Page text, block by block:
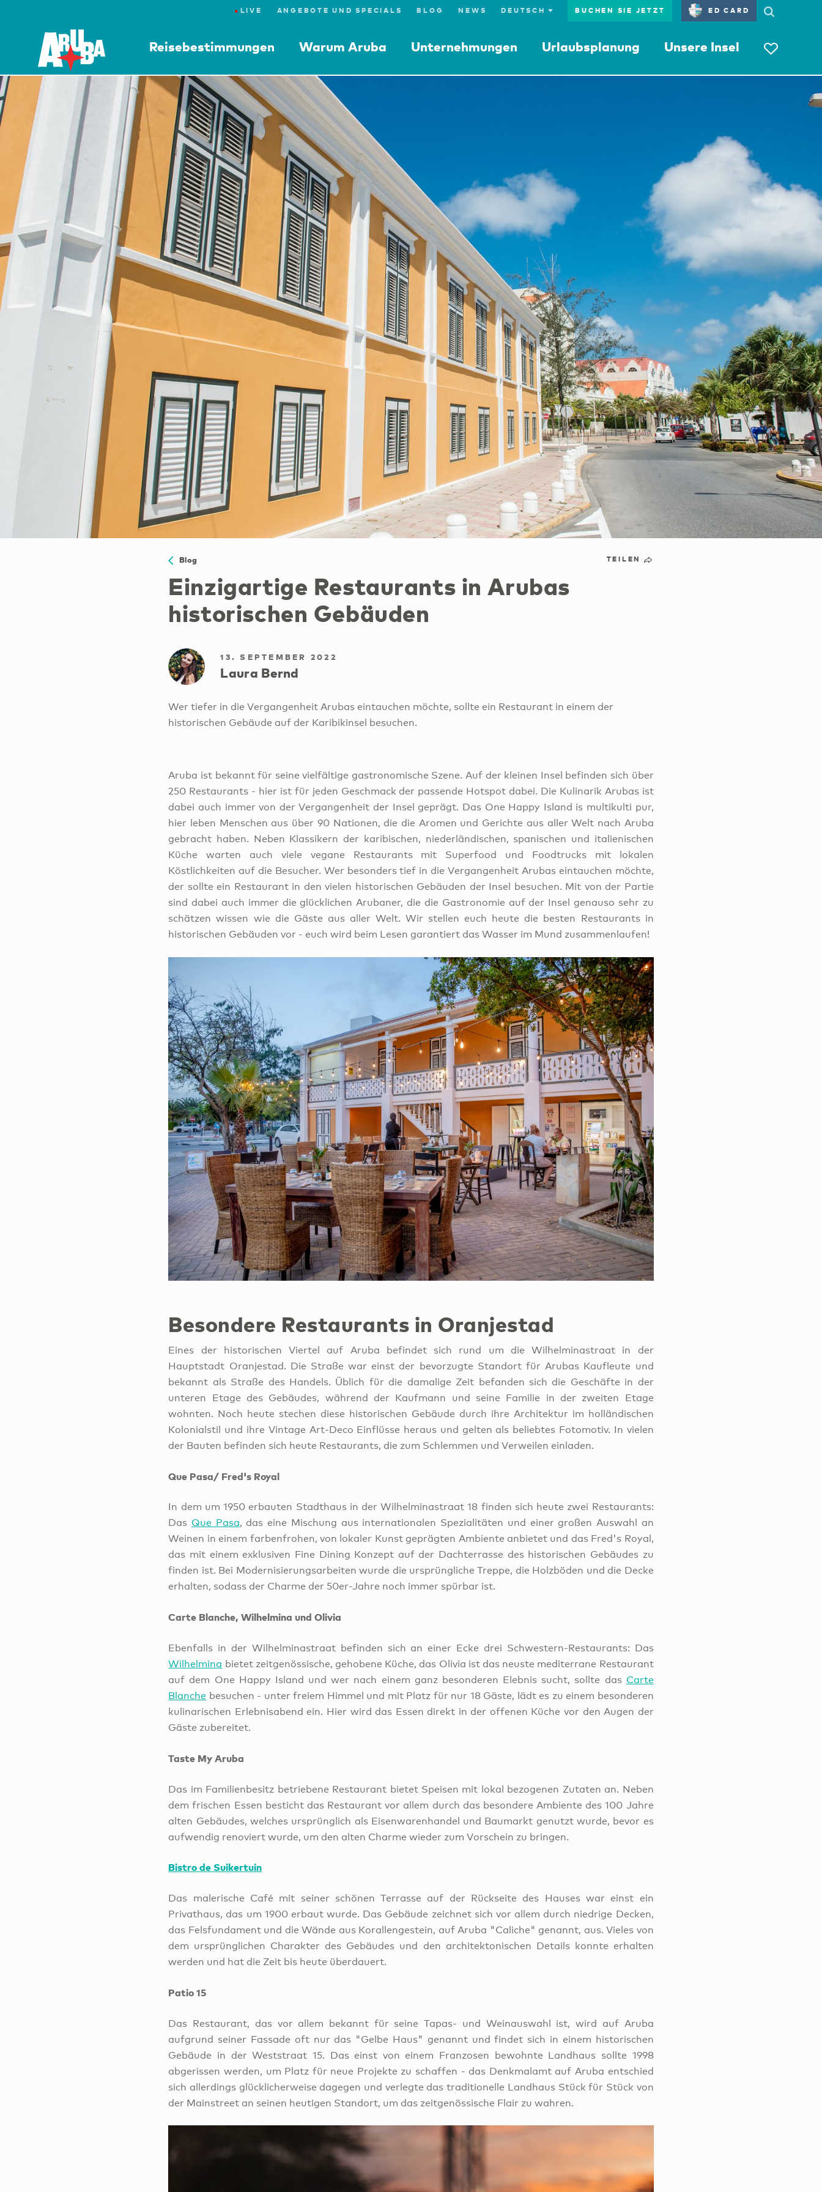
● LIVE ANGEBOTE UND SPECIALS BLOG NEWS BUCHEN SIE JETZT ED CARD
Reisebestimmungen Warum Aruba Unternehmungen Urlaubsplanung Unsere Insel
Blog TEILEN
Einzigartige Restaurants in Arubas
historischen Gebäuden
13. SEPTEMBER 2022
Laura Bernd
Wer tiefer in die Vergangenheit Arubas eintauchen möchte, sollte ein Restaurant in einem der
historischen Gebäude auf der Karibikinsel besuchen.
Aruba ist bekannt für seine vielfältige gastronomische Szene. Auf der kleinen Insel befinden sich über
250 Restaurants - hier ist für jeden Geschmack der passende Hotspot dabei. Die Kulinarik Arubas ist
dabei auch immer von der Vergangenheit der Insel geprägt. Das One Happy Island is multikulti pur,
hier leben Menschen aus über 90 Nationen, die die Aromen und Gerichte aus aller Welt nach Aruba
gebracht haben. Neben Klassikern der karibischen, niederländischen, spanischen und italienischen
Küche warten auch viele vegane Restaurants mit Superfood und Foodtrucks mit lokalen
Köstlichkeiten auf die Besucher. Wer besonders tief in die Vergangenheit Arubas eintauchen möchte,
der sollte ein Restaurant in den vielen historischen Gebäuden der Insel besuchen. Mit von der Partie
sind dabei auch immer die glücklichen Arubaner, die die Gastronomie auf der Insel genauso sehr zu
schätzen wissen wie die Gäste aus aller Welt. Wir stellen euch heute die besten Restaurants in
historischen Gebäuden vor - euch wird beim Lesen garantiert das Wasser im Mund zusammenlaufen!
Besondere Restaurants in Oranjestad
Eines der historischen Viertel auf Aruba befindet sich rund um die Wilhelminastraat in der
Hauptstadt Oranjestad. Die Straße war einst der bevorzugte Standort für Arubas Kaufleute und
bekannt als Straße des Handels. Üblich für die damalige Zeit befanden sich die Geschäfte in der
unteren Etage des Gebäudes, während der Kaufmann und seine Familie in der zweiten Etage
wohnten. Noch heute stechen diese historischen Gebäude durch ihre Architektur im holländischen
Kolonialstil und ihre Vintage Art-Deco Einflüsse heraus und gelten als beliebtes Fotomotiv. In vielen
der Bauten befinden sich heute Restaurants, die zum Schlemmen und Verweilen einladen.
Que Pasa/ Fred's Royal
In dem um 1950 erbauten Stadthaus in der Wilhelminastraat 18 finden sich heute zwei Restaurants:
Das Que Pasa, das eine Mischung aus internationalen Spezialitäten und einer großen Auswahl an
Weinen in einem farbenfrohen, von lokaler Kunst geprägten Ambiente anbietet und das Fred's Royal,
das mit einem exklusiven Fine Dining Konzept auf der Dachterrasse des historischen Gebäudes zu
finden ist. Bei Modernisierungsarbeiten wurde die ursprüngliche Treppe, die Holzböden und die Decke
erhalten, sodass der Charme der 50er-Jahre noch immer spürbar ist.
Carte Blanche, Wilhelmina und Olivia
Ebenfalls in der Wilhelminastraat befinden sich an einer Ecke drei Schwestern-Restaurants: Das
Wilhelmina bietet zeitgenössische, gehobene Küche, das Olivia ist das neuste mediterrane Restaurant
auf dem One Happy Island und wer nach einem ganz besonderen Elebnis sucht, sollte das Carte
Blanche besuchen - unter freiem Himmel und mit Platz für nur 18 Gäste, lädt es zu einem besonderen
kulinarischen Erlebnisabend ein. Hier wird das Essen direkt in der offenen Küche vor den Augen der
Gäste zubereitet.
Taste My Aruba
Das im Familienbesitz betriebene Restaurant bietet Speisen mit lokal bezogenen Zutaten an. Neben
dem frischen Essen besticht das Restaurant vor allem durch das besondere Ambiente des 100 Jahre
alten Gebäudes, welches ursprünglich als Eisenwarenhandel und Baumarkt genutzt wurde, bevor es
aufwendig renoviert wurde, um den alten Charme wieder zum Vorschein zu bringen.
Bistro de Suikertuin
Das malerische Café mit seiner schönen Terrasse auf der Rückseite des Hauses war einst ein
Privathaus, das um 1900 erbaut wurde. Das Gebäude zeichnet sich vor allem durch niedrige Decken,
das Felsfundament und die Wände aus Korallengestein, auf Aruba "Caliche" genannt, aus. Vieles von
dem ursprünglichen Charakter des Gebäudes und den architektonischen Details konnte erhalten
werden und hat die Zeit bis heute überdauert.
Patio 15
Das Restaurant, das vor allem bekannt für seine Tapas- und Weinauswahl ist, wird auf Aruba
aufgrund seiner Fassade oft nur das "Gelbe Haus" genannt und findet sich in einem historischen
Gebäude in der Weststraat 15. Das einst von einem Franzosen bewohnte Landhaus sollte 1998
abgerissen werden, um Platz für neue Projekte zu schaffen - das Denkmalamt auf Aruba entschied
sich allerdings glücklicherweise dagegen und verlegte das traditionelle Landhaus Stück für Stück von
der Mainstreet an seinen heutigen Standort, um das zeitgenössische Flair zu wahren.